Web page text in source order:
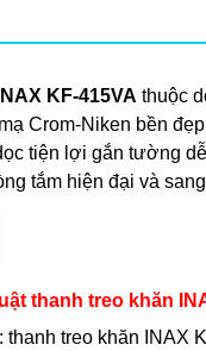
KF-415VA thuộc
Crom-Niken bền
tiện lợi gắn tường
tắm hiện đại và
thanh treo khăn
thanh treo khăn INAX